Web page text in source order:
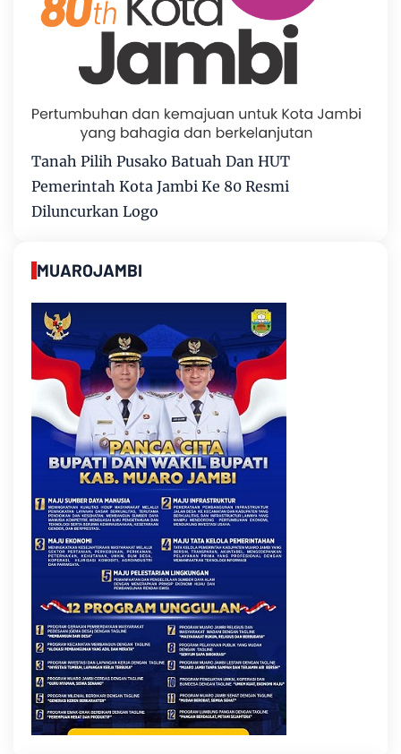
Tanah Pilih Pusako Batuah Dan HUT
Pemerintah Kota Jambi Ke 80 Resmi
Diluncurkan Logo
MUAROJAMBI